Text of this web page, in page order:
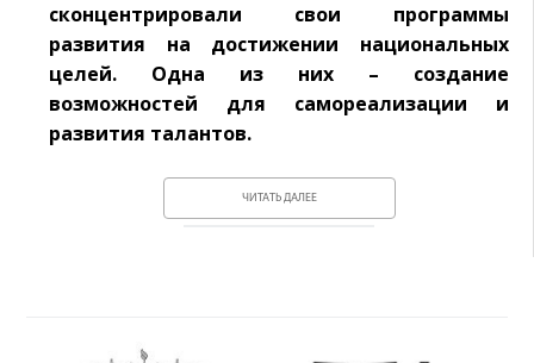
сконцентрировали свои программы
развития на достижении национальных
целей. Одна из них – создание
возможностей для самореализации и
развития талантов.
ЧИТАТЬ ДАЛЕЕ